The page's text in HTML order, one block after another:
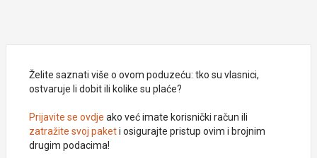
Želite saznati više o ovom poduzeću: tko su vlasnici,
ostvaruje li dobit ili kolike su plaće?
Prijavite se ovdje ako već imate korisnički račun ili
zatražite svoj paketi osigurajte pristup ovim i brojnim
drugim podacima!